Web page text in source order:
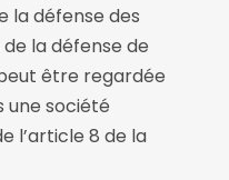
la défense des
la défense de
être regardée
une société
l’article 8 de la